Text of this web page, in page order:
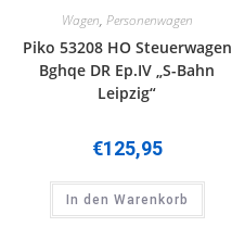
Wagen, Personenwagen
Piko 53208 HO Steuerwagen
Bghqe DR Ep.IV „S-Bahn
Leipzig“
€125,95
In den Warenkorb